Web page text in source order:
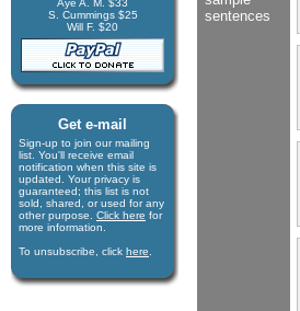
Aye A. M. $33
S. Cummings $25
Will F. $20
Get e-mail
Sign-up to join our mail­ing
list. You'll receive e­mail
notification when this site is
updated. Your privacy is
guaran­teed; this list is not
sold, shared, or used for any
other purpose. Click here for
more infor­mation.
To unsubscribe, click here
sentences